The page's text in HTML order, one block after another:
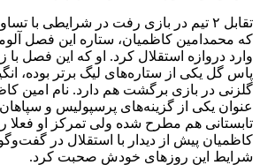
تقابل ۲ تیم در بازی رفت در شرایطی با
که محمدامین کاظمیان، ستاره این فصل
پاس گل یکی از ستاره‌های لیگ برتر بوده،
گلزنی در بازی برگشت هم دارد. نام امین
عنوان یکی از گزینه‌های پرسپولیس و سپاهان
تابستانی هم مطرح شده ولی تمرکز او فعلا
کاظمیان پیش از دیدار با استقلال در گفت‌وگو
شرایط این روزهای خودش صحبت کرد.